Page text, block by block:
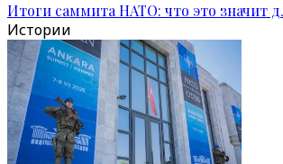
Итоги саммита НАТО: что это значит
Истории